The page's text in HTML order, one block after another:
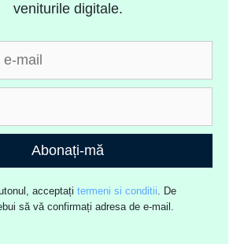
veniturile digitale.
Abonați-mă
acceptațitermeni si conditii. De
să vă confirmați adresa de e-mail.